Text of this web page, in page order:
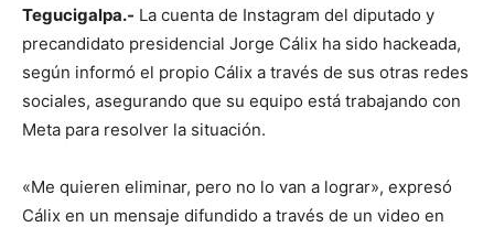
Tegucigalpa.- La cuenta de Instagram del diputado y
precandidato presidencial Jorge Cálix ha sido hackeada,
según informó el propio Cálix a través de sus otras redes
sociales, asegurando que su equipo está trabajando con
Meta para resolver la situación.
«Me quieren eliminar, pero no lo van a lograr», expresó
Cálix en un mensaje difundido a través de un video en